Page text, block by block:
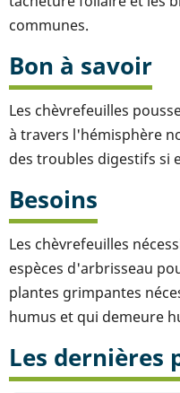
communes.
Bon à savoir
Les chèvrefeuilles
à travers l'hémisphère
des troubles digestifs si
Besoins
Les chèvrefeuilles
espèces d'arbrisseau
plantes grimpantes
humus et qui demeure
Les dernières